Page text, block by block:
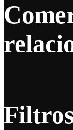
Filtros